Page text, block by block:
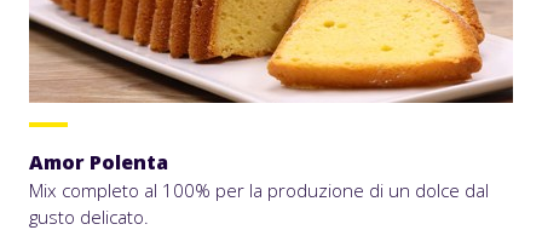
Amor Polenta
Mix completo al 100% per la produzione di un dolce dal
gusto delicato.